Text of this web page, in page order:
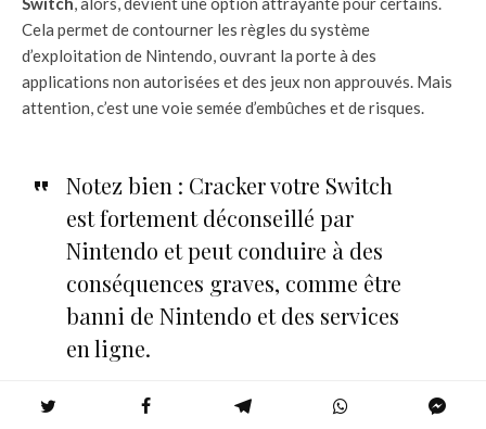
Cela permet de contourner les règles du système
d’exploitation de Nintendo, ouvrant la porte à des
applications non autorisées et des jeux non approuvés. Mais
attention, c’est une voie semée d’embûches et de risques.
Notez bien : Cracker votre Switch
est fortement déconseillé par
Nintendo et peut conduire à des
conséquences graves, comme être
banni de Nintendo et des services
en ligne.